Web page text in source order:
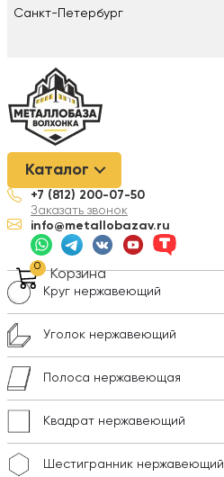
Санкт-Петербург
Каталог
+7 (812) 200-07-50
Заказать звонок
info@metallobazav.ru
Корзина
0
Металлобаза Волхонка
Лист нержавеющий
Трубы нержавеющие
Круг нержавеющий
Уголок нержавеющий
Полоса нержавеющая
Квадрат нержавеющий
Шестигранник нержавеющий